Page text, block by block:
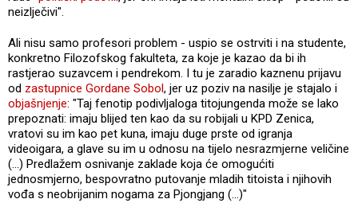
neizlječivi".
Ali nisu samo profesori problem - uspio se ostrviti i na studente,
konkretno Filozofskog fakulteta, za koje je kazao da bi ih
rastjerao suzavcem i pendrekom. I tu je zaradio kaznenu prijavu
od zastupnice Gordane Sobol , jer uz poziv na nasilje je stajalo i
objašnjenje: "Taj fenotip podivljaloga titojungenda može se lako
prepoznati: imaju blijed ten kao da su robijali u KPD Zenica,
vratovi su im kao pet kuna, imaju duge prste od igranja
videoigara, a glave su im u odnosu na tijelo nesrazmjerne veličine
(...) Predlažem osnivanje zaklade koja će omogućiti
jednosmjerno, bespovratno putovanje mladih titoista i njihovih
vođa s neobrijanim nogama za Pjongjang (...)"